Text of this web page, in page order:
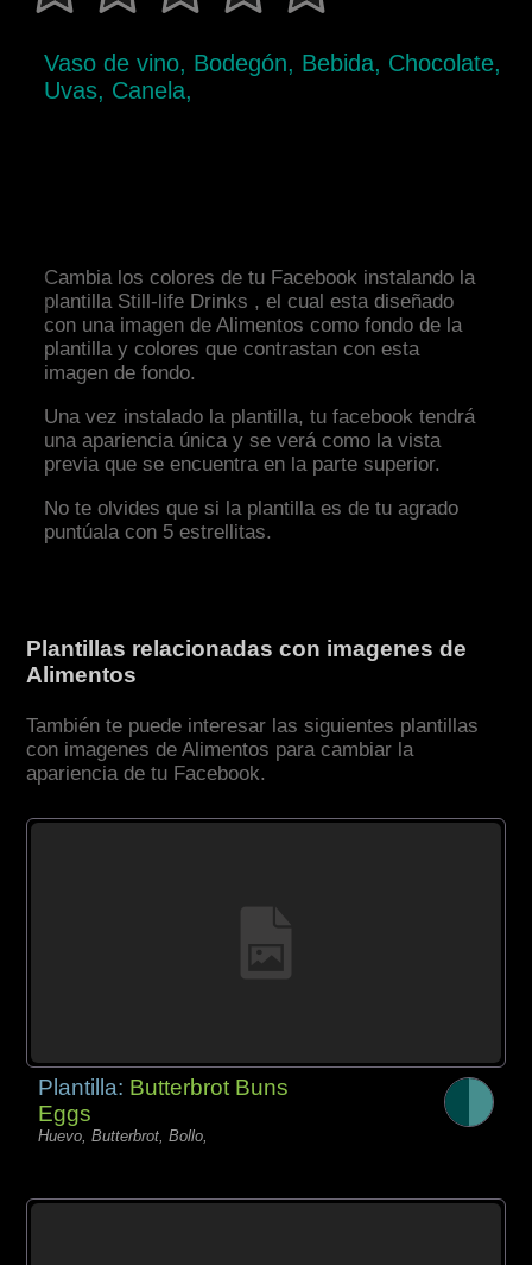
Vaso de vino, Bodegón, Bebida, Chocolate,
Uvas, Canela,
Cambia los colores de tu Facebook instalando la
plantilla Still-life Drinks , el cual esta diseñado
con una imagen de Alimentos como fondo de la
plantilla y colores que contrastan con esta
imagen de fondo.
Una vez instalado la plantilla, tu facebook tendrá
una apariencia única y se verá como la vista
previa que se encuentra en la parte superior.
No te olvides que si la plantilla es de tu agrado
puntúala con 5 estrellitas.
Plantillas relacionadas con imagenes de
Alimentos
También te puede interesar las siguientes plantillas
con imagenes de Alimentos para cambiar la
apariencia de tu Facebook.
Plantilla: Butterbrot Buns
Eggs
Huevo, Butterbrot, Bollo,